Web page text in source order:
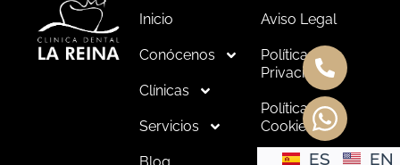
Inicio
Conócenos
Clínicas
Servicios
Aviso Legal
Política de
Privacidad
Política de
Cookies
ES EN